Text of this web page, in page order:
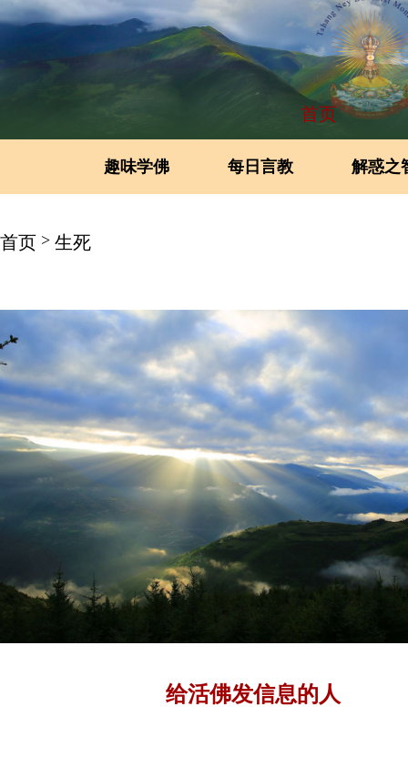
首页
趣味学佛 每日言教 解惑之
首页 > 生死
给活佛发信息的人